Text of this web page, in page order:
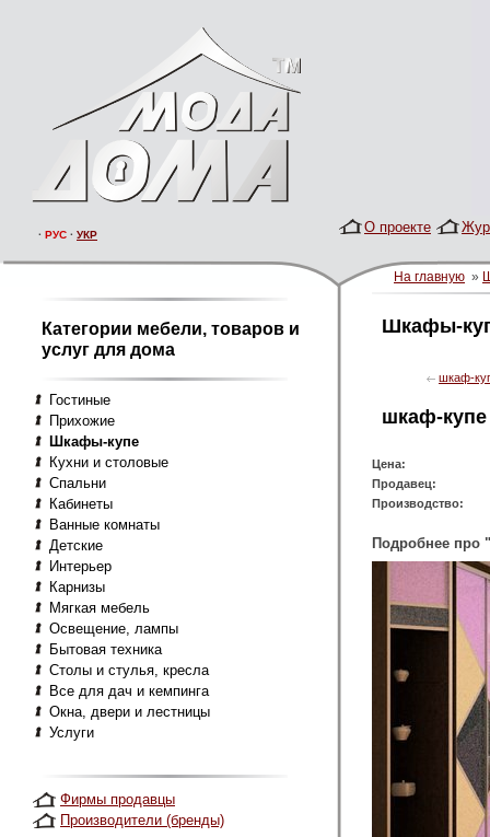
· РУС · УКР О проекте
На главную »
Категории мебели, товаров и
услуг для дома
Гостиные
Прихожие
Шкафы-купе
Кухни и столовые
Спальни
Кабинеты
Ванные комнаты
Детские
Интерьер
Карнизы
Мягкая мебель
Освещение, лампы
Бытовая техника
Столы и стулья, кресла
Все для дач и кемпинга
Окна, двери и лестницы
Услуги
Фирмы продавцы
Производители (бренды)
Шкафы-
шкаф-
шкаф-купе
Цена:
Продавец:
Производство:
Подробнее про